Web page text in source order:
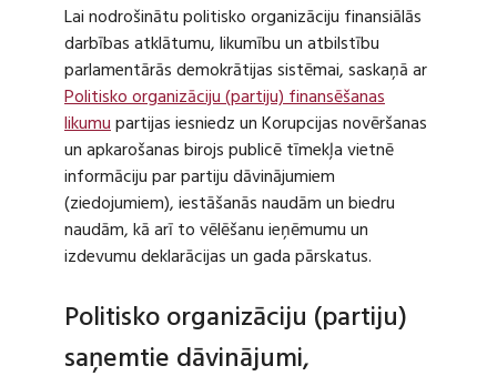
Lai nodrošinātu politisko organizāciju finansiālās
darbības atklātumu, likumību un atbilstību
parlamentārās demokrātijas sistēmai, saskaņā ar
Politisko organizāciju (partiju) finansēšanas
likumupartijas iesniedz un Korupcijas novēršanas
un apkarošanas birojs publicē tīmekļa vietnē
informāciju par partiju dāvinājumiem
(ziedojumiem), iestāšanās naudām un biedru
naudām, kā arī to vēlēšanu ieņēmumu un
izdevumu deklarācijas un gada pārskatus.
Politisko organizāciju (partiju)
saņemtie dāvinājumi,